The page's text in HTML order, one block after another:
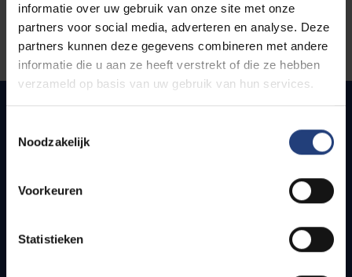
informatie over uw gebruik van onze site met onze
partners voor social media, adverteren en analyse. Deze
partners kunnen deze gegevens combineren met andere
informatie die u aan ze heeft verstrekt of die ze hebben
verzameld op basis van uw gebruik van hun services.
Noodzakelijk
Voorkeuren
Statistieken
Snel naar
Bereikbaarheid